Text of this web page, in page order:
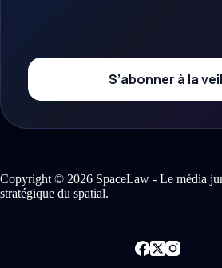
S’abonner à la
Copyright © 2026 SpaceLaw - Le média
stratégique du spatial.